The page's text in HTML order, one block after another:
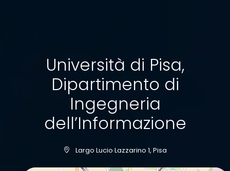
Università di Pisa,
Dipartimento di
Ingegneria
dell’Informazione
Largo Lucio Lazzarino 1, Pisa